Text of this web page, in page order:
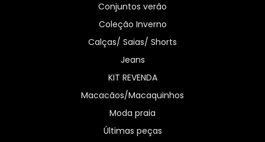
Conjuntos verão
Coleção Inverno
Calças/ Saias/ Shorts
Jeans
KIT REVENDA
Macacãos/Macaquinhos
Moda praia
Últimas peças